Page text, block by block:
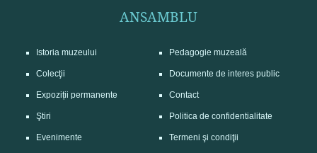
ANSAMBLU
Istoria muzeului
Colecţii
Expoziții permanente
Ştiri
Evenimente
Pedagogie muzeală
Documente de interes public
Contact
Politica de confidentialitate
Termeni şi condiţii